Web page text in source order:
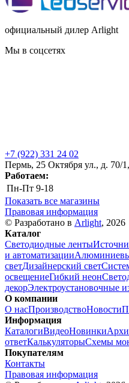
официальный дилер Arlight
Мы в соцсетях
+7 (922) 331 24 02
Пермь, 25 Октября ул., д. 70/
Работаем:
Пн-Пт 9-18
Показать все магазины
Правовая информация
© Разработано в Arlight, 2026
Каталог
Светодиодные ленты
и автоматизации
светДизайнерский свет
освещениеГибкий неон
декорЭлектроустановочные
О компании
О насПроизводствоНовости
Информация
КаталогиВидеоНовинки
ответКалькуляторыСхемы
Покупателям
Контакты
Правовая информация